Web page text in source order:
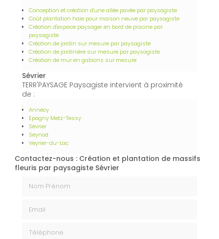
Conception et création d'une allée pavée par paysagiste
Coût plantation haie pour maison neuve par paysagiste
Création d'espace paysager en bord de piscine par
paysagiste
Création de jardin sur mesure par paysagiste
Création de jardinière sur mesure par paysagiste
Création de mur en gabions sur mesure
Sévrier
TERR'PAYSAGE Paysagiste intervient à proximité
de :
Annecy
Epagny Metz-Tessy
Sévrier
Seynod
Veyrier-du-Lac
Contactez-nous : Création et plantation de massifs
fleuris par paysagiste Sévrier